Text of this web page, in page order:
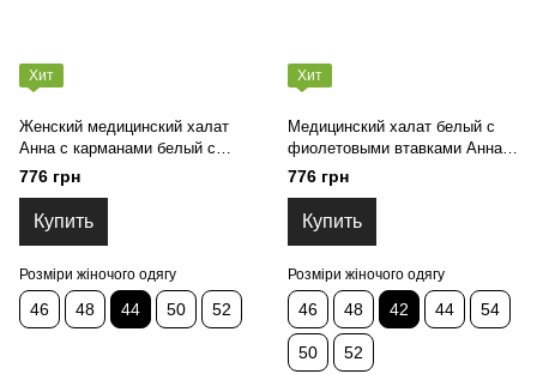
Хит
Женский медицинский халат
Анна с карманами белый с
салатовыми вставками (KK-
0475/44)
776 грн
Купить
Розміри жіночого одягу
46 48 44 50 52
Хит
Медицинский халат белый с
фиолетовыми втавками Анна
(KK-0474/42)
776 грн
Купить
Розміри жіночого одягу
46 48 42 44 54
50 52